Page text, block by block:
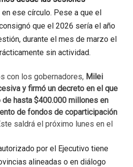
en ese círculo. Pese a que el
que el 2026 sería el año
durante el mes de marzo el
sin actividad.
con los gobernadores, Milei
y firmó un decreto en el que
hasta $400.000 millones en
de fondos de coparticipación
saldrá el próximo lunes en el
por el Ejecutivo tiene
alineadas o en diálogo